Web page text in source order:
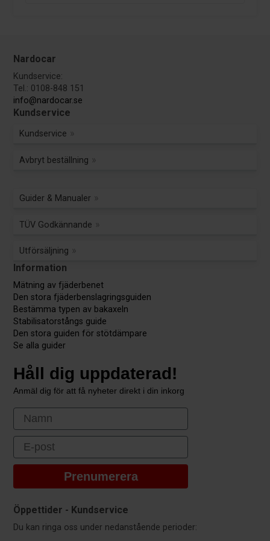
Nardocar
Kundservice:
Tel.: 0108-848 151
info@nardocar.se
Kundservice
Kundservice
Avbryt beställning
Guider & Manualer
TÜV Godkännande
Utförsäljning
Information
Mätning av fjäderbenet
Den stora fjäderbenslagringsguiden
Bestämma typen av bakaxeln
Stabilisatorstångs guide
Den stora guiden för stötdämpare
Se alla guider
Håll dig uppdaterad!
Anmäl dig för att få nyheter direkt i din inkorg
First Name
Email
Prenumerera
Öppettider - Kundservice
Du kan ringa oss under nedanstående perioder: